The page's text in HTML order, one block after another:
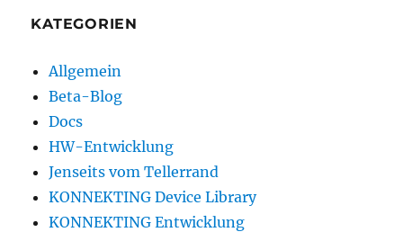
KATEGORIEN
Allgemein
Beta-Blog
Docs
HW-Entwicklung
Jenseits vom Tellerrand
KONNEKTING Device Library
KONNEKTING Entwicklung